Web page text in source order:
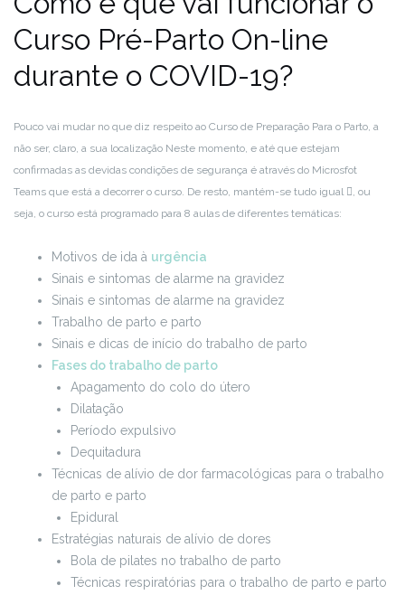
Curso Pré-Parto On-line
durante o COVID-19?
Pouco vai mudar no que diz respeito ao Curso de Preparação Para o Parto, a
não ser, claro, a sua localização Neste momento, e até que estejam
confirmadas as devidas condições de segurança é através do Microsfot
Teams que está a decorrer o curso. De resto, mantém-se tudo igual , ou
seja, o curso está programado para 8 aulas de diferentes temáticas:
Motivos de ida à urgência
Sinais e sintomas de alarme na gravidez
Sinais e sintomas de alarme na gravidez
Trabalho de parto e parto
Sinais e dicas de início do trabalho de parto
Fases do trabalho de parto
Apagamento do colo do útero
Dilatação
Período expulsivo
Dequitadura
Técnicas de alívio de dor farmacológicas para o trabalho
de parto e parto
Epidural
Estratégias naturais de alívio de dores
Bola de pilates no trabalho de parto
Técnicas respiratórias para o trabalho de parto e parto